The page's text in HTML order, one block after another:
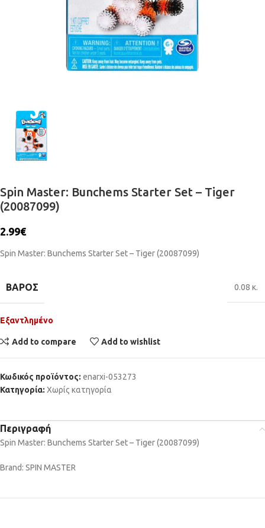
Spin Master: Bunchems Starter Set – Tiger
(20087099)
2.99€
Spin Master: Bunchems Starter Set – Tiger (20087099)
ΒΆΡΟΣ 0.08 κ.
Εξαντλημένο
Add to compare Add to wishlist
Κωδικός προϊόντος: enarxi-053273
Κατηγορία: Χωρίς κατηγορία
Περιγραφή
Spin Master: Bunchems Starter Set – Tiger (20087099)
Brand: SPIN MASTER